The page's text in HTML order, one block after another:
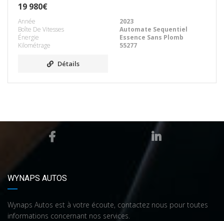
19 980€
Année
2023
Boîte De Vitesses
Automate Sequentiel
Énergie
Essence Sans Plomb
Kilométrage
55277
Détails
WYNAPS AUTOS
Wynaps Autos est à votre écoute, contactez nous pour toutes
informations concernant nos services.